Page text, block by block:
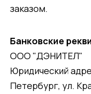
заказом.
Банковские
ООО "ДЭНИТЕЛ"
Юридический
Петербург, ул.